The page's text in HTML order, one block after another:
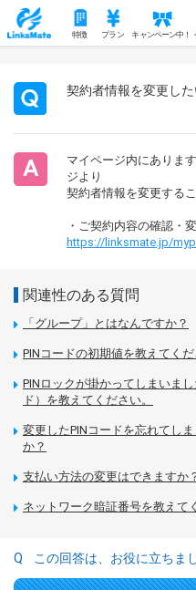
特徴 プラン キャンペーン中！
契約者情報を変更した
マイページ内にありま
ジより
契約者情報を変更する
・ご契約内容の確認・
https://linksmate.jp/
関連性のある質問
「グループ」とはなんですか？
PINコードの初期値を教えてくだ
PINロックが掛かってしまいま
ド）を教えてください。
変更したPINコードを忘れてし
か？
支払い方法の変更はできますか
ネットワーク暗証番号を教えて
この回答は、お役に立ちま